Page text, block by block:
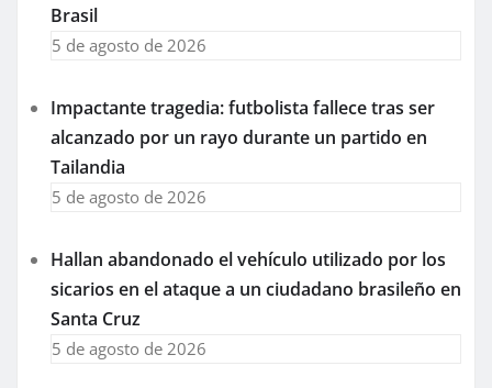
Brasil
5 de agosto de 2026
Impactante tragedia: futbolista fallece tras ser
alcanzado por un rayo durante un partido en
Tailandia
5 de agosto de 2026
Hallan abandonado el vehículo utilizado por los
sicarios en el ataque a un ciudadano brasileño en
Santa Cruz
5 de agosto de 2026